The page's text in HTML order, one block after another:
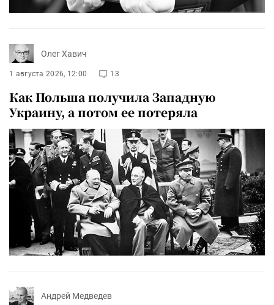
Олег Хавич
1 августа 2026, 12:00 13
Как Польша получила Западную
Украину, а потом ее потеряла
Андрей Медведев